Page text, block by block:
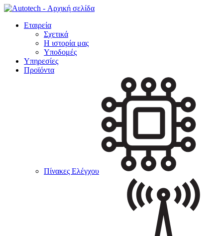
Εταιρεία
Σχετικά
Η ιστορία μας
Υποδομές
Υπηρεσίες
Προϊόντα
Πίνακες Ελέγχου